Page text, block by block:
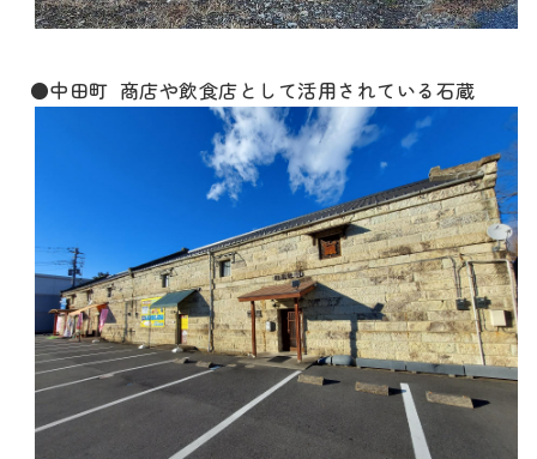
●中田町 商店や飲食店として活用されている石蔵